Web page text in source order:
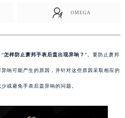
OMEGA
怎样防止萧邦手表后盖出现异响？ ”。要防止萧邦
响可能产生的原因，并针对这些原因采取相应的
或避免手表后盖异响的问题。